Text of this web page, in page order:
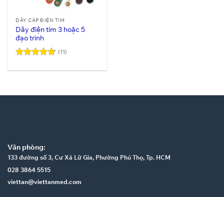
DÂY CÁP ĐIỆN TIM
Dây điện tim 3 hoặc 5
đạo trình
hạng4.82
(11)
Văn phòng:
133 đường số 3, Cư Xá Lữ Gia, Phường Phú Thọ, Tp. HCM
028 3864 5515
viettan@viettanmed.com